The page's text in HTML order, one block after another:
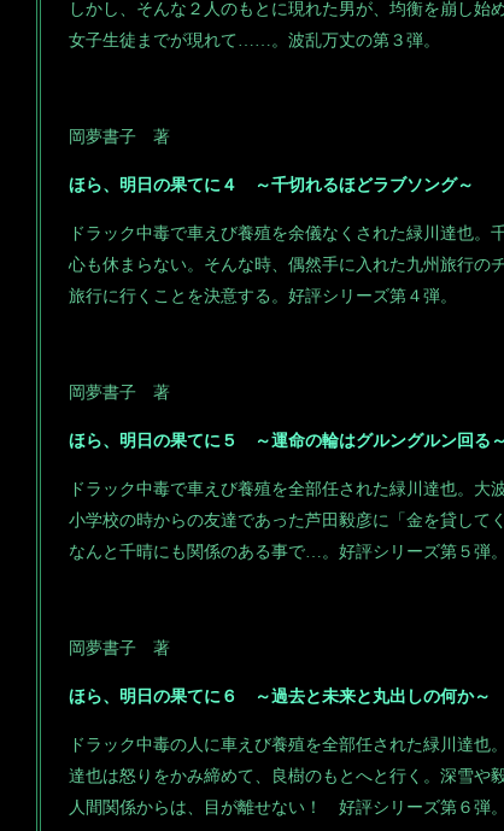
しかし、そんな２人のもとに現れた男が、均衡を崩し
女子生徒までが現れて……。波乱万丈の第３弾。
岡夢書子 著
ほら、明日の果てに４ ～千切れるほどラブソング～
ドラック中毒で車えび養殖を余儀なくされた緑川達也。
心も休まらない。そんな時、偶然手に入れた九州旅行の
旅行に行くことを決意する。好評シリーズ第４弾。
岡夢書子 著
ほら、明日の果てに５ ～運命の輪はグルングルン回る～
ドラック中毒で車えび養殖を全部任された緑川達也。大
小学校の時からの友達であった芦田毅彦に「金を貸して
なんと千晴にも関係のある事で…。好評シリーズ第５弾。
岡夢書子 著
ほら、明日の果てに６ ～過去と未来と丸出しの何か～
ドラック中毒の人に車えび養殖を全部任された緑川達
達也は怒りをかみ締めて、良樹のもとへと行く。深雪や
人間関係からは、目が離せない！ 好評シリーズ第６弾。